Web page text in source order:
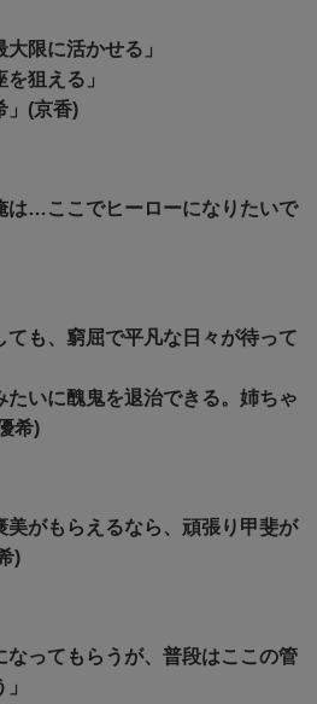
大限に活かせる」
狙える」
」(京香)
は…ここでヒーローになりたいで
ても、窮屈で平凡な日々が待って
たいに醜鬼を退治できる。姉ちゃ
希)
美がもらえるなら、頑張り甲斐が
)
なってもらうが、普段はここの管